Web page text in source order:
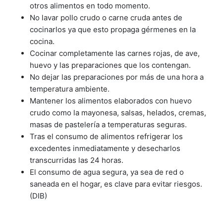
otros alimentos en todo momento.
No lavar pollo crudo o carne cruda antes de
cocinarlos ya que esto propaga gérmenes en la
cocina.
Cocinar completamente las carnes rojas, de ave,
huevo y las preparaciones que los contengan.
No dejar las preparaciones por más de una hora a
temperatura ambiente.
Mantener los alimentos elaborados con huevo
crudo como la mayonesa, salsas, helados, cremas,
masas de pastelería a temperaturas seguras.
Tras el consumo de alimentos refrigerar los
excedentes inmediatamente y desecharlos
transcurridas las 24 horas.
El consumo de agua segura, ya sea de red o
saneada en el hogar, es clave para evitar riesgos.
(DIB)